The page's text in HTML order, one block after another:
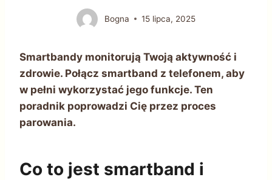
Bogna 15 lipca, 2025
Smartbandy monitorują Twoją aktywność i
zdrowie. Połącz smartband z telefonem, aby
w pełni wykorzystać jego funkcje. Ten
poradnik poprowadzi Cię przez proces
parowania.
Co to jest smartband i